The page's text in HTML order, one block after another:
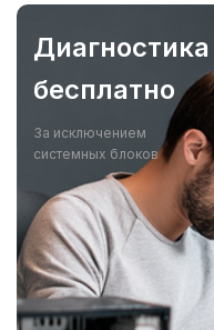
бесплатно
За исключением
системных блоков